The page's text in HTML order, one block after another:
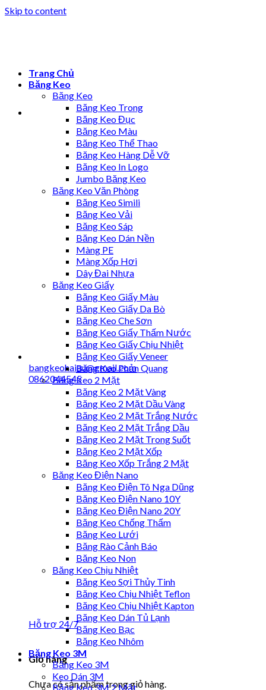
Skip to content
bangkeohaiau@gmail.com
0862044545
Hỗ trợ 24/7
Giỏ hàng
Chưa có sản phẩm trong giỏ hàng.
Trang Chủ
Băng Keo
Băng Keo
Băng Keo Trong
Băng Keo Đục
Băng Keo Màu
Băng Keo Thể Thao
Băng Keo Hàng Dễ Vỡ
Băng Keo In Logo
Jumbo Băng Keo
Băng Keo Văn Phòng
Băng Keo Simili
Băng Keo Vải
Băng Keo Sáp
Băng Keo Dán Nền
Màng PE
Màng Xốp Hơi
Dây Đai Nhựa
Băng Keo Giấy
Băng Keo Giấy Màu
Băng Keo Giấy Da Bò
Băng Keo Che Sơn
Băng Keo Giấy Thấm Nước
Băng Keo Giấy Chịu Nhiệt
Băng Keo Giấy Veneer
Băng Keo Phản Quang
Băng Keo 2 Mặt
Băng Keo 2 Mặt Vàng
Băng Keo 2 Mặt Dầu Vàng
Băng Keo 2 Mặt Trắng Nước
Băng Keo 2 Mặt Trắng Dầu
Băng Keo 2 Mặt Trong Suốt
Băng Keo 2 Mặt Xốp
Băng Keo Xốp Trắng 2 Mặt
Băng Keo Điện Nano
Băng Keo Điện Tô Nga Dũng
Băng Keo Điện Nano 10Y
Băng Keo Điện Nano 20Y
Băng Keo Chống Thấm
Băng Keo Lưới
Băng Rào Cảnh Báo
Băng Keo Non
Băng Keo Chịu Nhiệt
Băng Keo Sợi Thủy Tinh
Băng Keo Chịu Nhiệt Teflon
Băng Keo Chịu Nhiệt Kapton
Băng Keo Dán Tủ Lạnh
Băng Keo Bạc
Băng Keo Nhôm
Băng Keo 3M
Băng Keo 3M
Keo Dán 3M
Băng Keo 3M 2 Mặt